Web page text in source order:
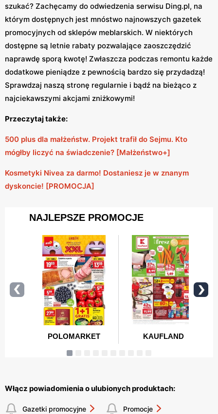
szukać? Zachęcamy do odwiedzenia serwisu Ding.pl, na
którym dostępnych jest mnóstwo najnowszych gazetek
promocyjnych od sklepów meblarskich. W niektórych
dostępne są letnie rabaty pozwalające zaoszczędzić
naprawdę sporą kwotę! Zwłaszcza podczas remontu każde
dodatkowe pieniądze z pewnością bardzo się przydadzą!
Sprawdzaj naszą stronę regularnie i bądź na bieżąco z
najciekawszymi akcjami zniżkowymi!
Przeczytaj także:
500 plus dla małżeństw. Projekt trafił do Sejmu. Kto
mógłby liczyć na świadczenie? [Małżeństwo+]
Kosmetyki Nivea za darmo! Dostaniesz je w znanym
dyskoncie! [PROMOCJA]
Włącz powiadomienia o ulubionych produktach:
Gazetki promocyjne Promocje